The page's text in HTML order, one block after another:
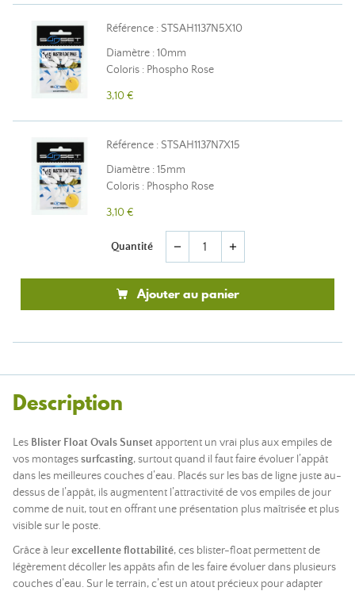
Référence : STSAH1137N5X10
Diamètre : 10mm
Coloris : Phospho Rose
3,10 €
Référence : STSAH1137N7X15
Diamètre : 15mm
Coloris : Phospho Rose
3,10 €
Quantité remove add
Ajouter au panier
Description
Les Blister Float Ovals Sunsetapportent un vrai plus aux empiles de
vos montagessurfcasting, surtout quand il faut faire évoluer l’appât
dans les meilleures couches d’eau. Placés sur les bas de ligne juste au-
dessus de l’appât, ils augmentent l’attractivité de vos empiles de jour
comme de nuit, tout en offrant une présentation plus maîtrisée et plus
visible sur le poste.
Grâce à leurexcellente flottabilité, ces blister-float permettent de
légèrement décoller les appâts afin de les faire évoluer dans plusieurs
couches d’eau. Sur le terrain, c’est un atout précieux pour adapter